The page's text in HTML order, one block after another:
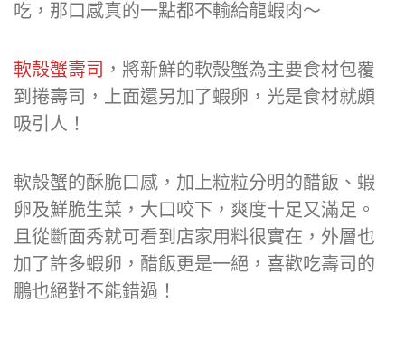
吃，那口感真的一點都不輸給龍蝦肉～
軟殼蟹壽司
，將新鮮的軟殼蟹為主要食材包覆
到捲壽司，上面還另加了蝦卵，光是食材就頗
吸引人！
軟殼蟹的酥脆口感，加上粒粒分明的醋飯、蝦
卵及鮮脆生菜，大口咬下，爽度十足又滿足。
且從斷面秀就可看到店家用料很實在，外層也
加了許多蝦卵，醋飯更是一絕，喜歡吃壽司的
鵬也絕對不能錯過！